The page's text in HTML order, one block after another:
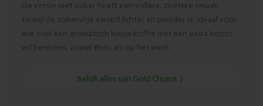
De versie met suiker heeft een vollere, zoetere smaak,
terwijl de suikervrije variant lichter en puurder is. Ideaal voor
wie snel een aromatisch kopje koffie met een extra boost
wil bereiden, zowel thuis als op het werk.
Bekijk alles van Gold Choice